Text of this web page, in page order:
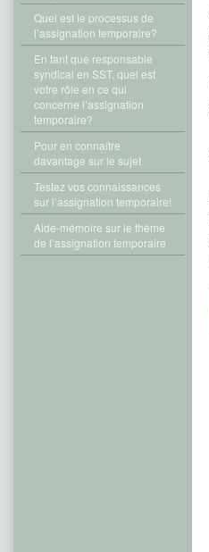
Quel est le processus de
l’assignation temporaire?
En tant que responsable
syndical en SST, quel est
votre rôle en ce qui
concerne l’assignation
temporaire?
Pour en connaître
davantage sur le sujet
Testez vos connaissances
sur l’assignation temporaire!
Aide-mémoire sur le thème
de l’assignation temporaire